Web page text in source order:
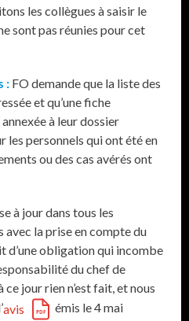
les collègues à saisir le
sont pas réunies pour cet
: FO demande que la liste des
et qu’une fiche
à leur dossier
les personnels qui ont été en
ou des cas avérés ont
à jour dans tous les
la prise en compte du
d’une obligation qui incombe
du chef de
jour rien n’est fait, et nous
avis
émis le 4 mai